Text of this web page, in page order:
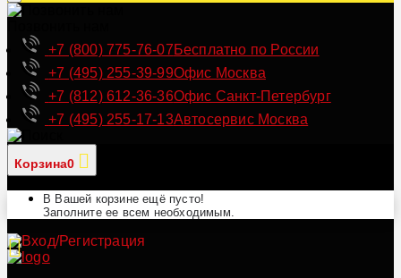
+7 (800) 775-76-07Бесплатно по России
+7 (495) 255-39-99Офис Москва
+7 (812) 612-36-36Офис Санкт-Петербург
+7 (495) 255-17-13Автосервис Москва
Корзина0
В Вашей корзине ещё пусто!
Заполните ее всем необходимым.